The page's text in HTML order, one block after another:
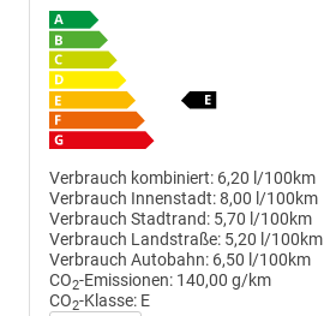
Verbrauch kombiniert: 6,20 l/100km
Verbrauch Innenstadt:8,00 l/100km
Verbrauch Stadtrand: 5,70 l/100km
Verbrauch Landstraße: 5,20 l/100km
Verbrauch Autobahn: 6,50 l/100km
CO2-Emissionen: 140,00 g/km
CO2-Klasse: E